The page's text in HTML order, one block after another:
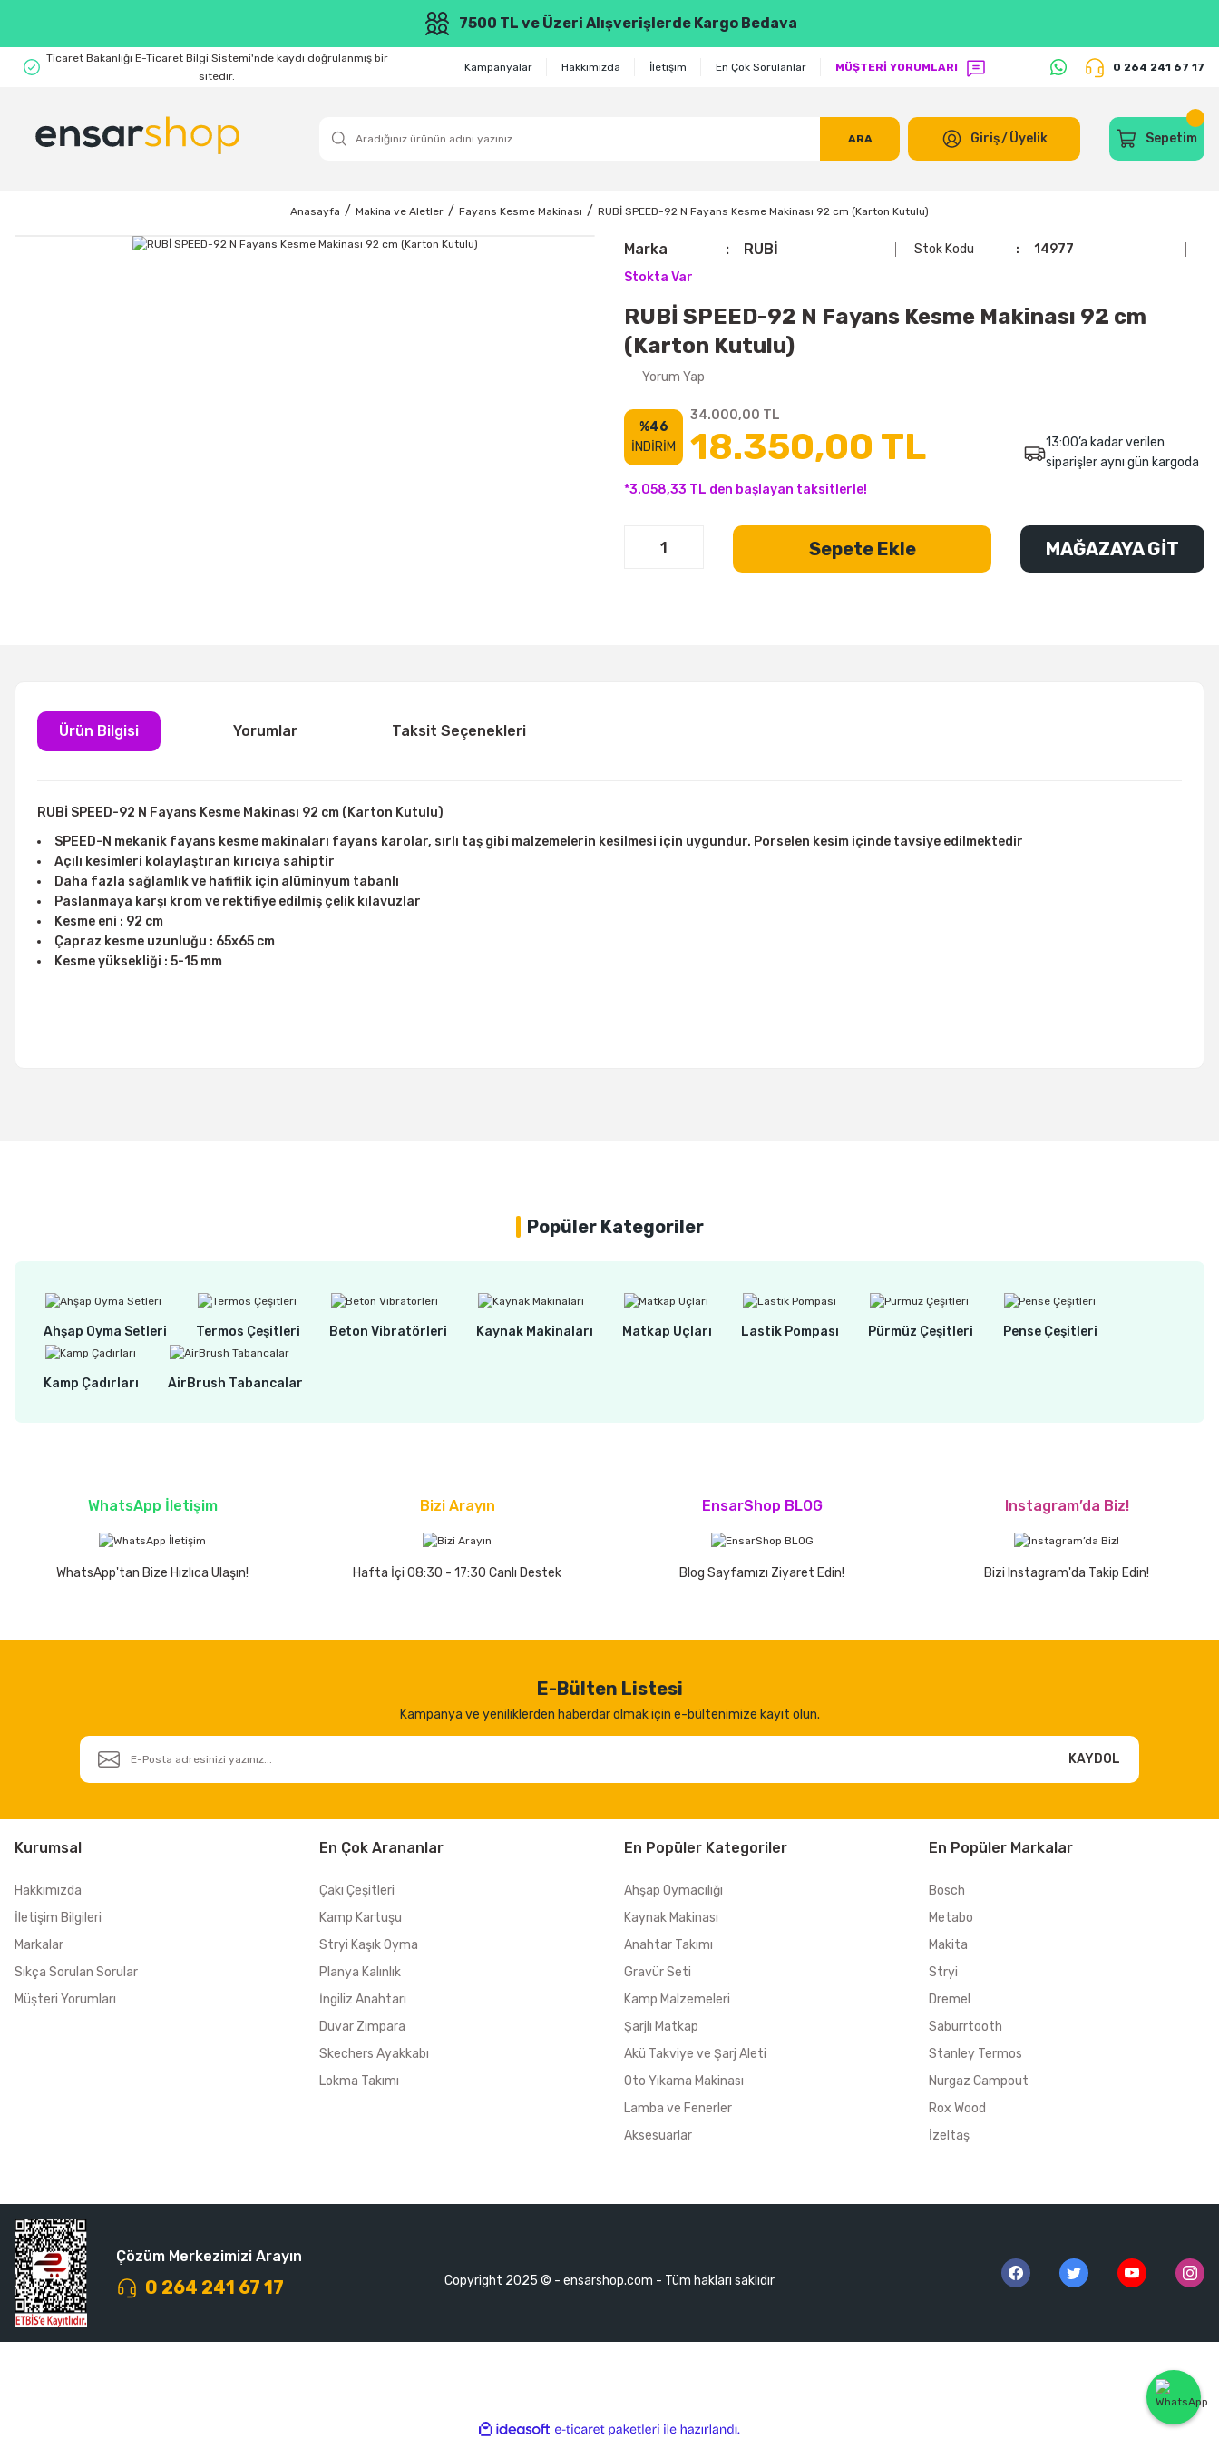
7500 TL ve Üzeri Alışverişlerde Kargo Bedava
Ticaret Bakanlığı E-Ticaret Bilgi Sistemi'nde kaydı doğrulanmış bir
sitedir.
Kampanyalar Hakkımızda İletişim En Çok Sorulanlar MÜŞTERİ YORUMLARI 0 264 241 67 17
ARA Giriş/Üyelik Sepetim
Anasayfa Makina ve Aletler Fayans Kesme Makinası RUBİ SPEED-92 N Fayans Kesme Makinası 92 cm (Karton Kutulu)
Marka RUBİ Stok Kodu
14977
Stokta Var
RUBİ SPEED-92 N Fayans Kesme Makinası 92 cm
(Karton Kutulu)
Yorum Yap
%46
İNDİRİM
34.000,00 TL
18.350,00 TL
*3.058,33 TL den başlayan taksitlerle!
13:00’a kadar verilen
siparişler aynı gün kargoda
Sepete Ekle MAĞAZAYA GİT
Ürün Bilgisi Yorumlar Taksit Seçenekleri
RUBİ SPEED-92 N Fayans Kesme Makinası 92 cm (Karton Kutulu)
SPEED-N mekanik fayans kesme makinaları fayans karolar, sırlı taş gibi malzemelerin kesilmesi için uygundur. Porselen kesim içinde tavsiye edilmektedir
Açılı kesimleri kolaylaştıran kırıcıya sahiptir
Daha fazla sağlamlık ve hafiflik için alüminyum tabanlı
Paslanmaya karşı krom ve rektifiye edilmiş çelik kılavuzlar
Kesme eni : 92 cm
Çapraz kesme uzunluğu : 65x65 cm
Kesme yüksekliği : 5-15 mm
Popüler Kategoriler
Ahşap Oyma Setleri Termos Çeşitleri Beton Vibratörleri Kaynak Makinaları Matkap Uçları Lastik Pompası Pürmüz Çeşitleri Pense Çeşitleri
Kamp Çadırları AirBrush Tabancalar
WhatsApp İletişim
WhatsApp'tan Bize Hızlıca Ulaşın!
Bizi Arayın
Hafta İçi 08:30 - 17:30 Canlı Destek
EnsarShop BLOG
Blog Sayfamızı Ziyaret Edin!
Instagram’da Biz!
Bizi Instagram'da Takip Edin!
E-Bülten Listesi
Kampanya ve yeniliklerden haberdar olmak için e-bültenimize kayıt olun.
KAYDOL
Kurumsal
Hakkımızda
İletişim Bilgileri
Markalar
Sıkça Sorulan Sorular
Müşteri Yorumları
En Çok Arananlar
Çakı Çeşitleri
Kamp Kartuşu
Stryi Kaşık Oyma
Planya Kalınlık
İngiliz Anahtarı
Duvar Zımpara
Skechers Ayakkabı
Lokma Takımı
En Popüler Kategoriler
Ahşap Oymacılığı
Kaynak Makinası
Anahtar Takımı
Gravür Seti
Kamp Malzemeleri
Şarjlı Matkap
Akü Takviye ve Şarj Aleti
Oto Yıkama Makinası
Lamba ve Fenerler
Aksesuarlar
En Popüler Markalar
Bosch
Metabo
Makita
Stryi
Dremel
Saburrtooth
Stanley Termos
Nurgaz Campout
Rox Wood
İzeltaş
Çözüm Merkezimizi Arayın
0 264 241 67 17 Copyright 2025 © - ensarshop.com - Tüm hakları saklıdır
ideasoft e-